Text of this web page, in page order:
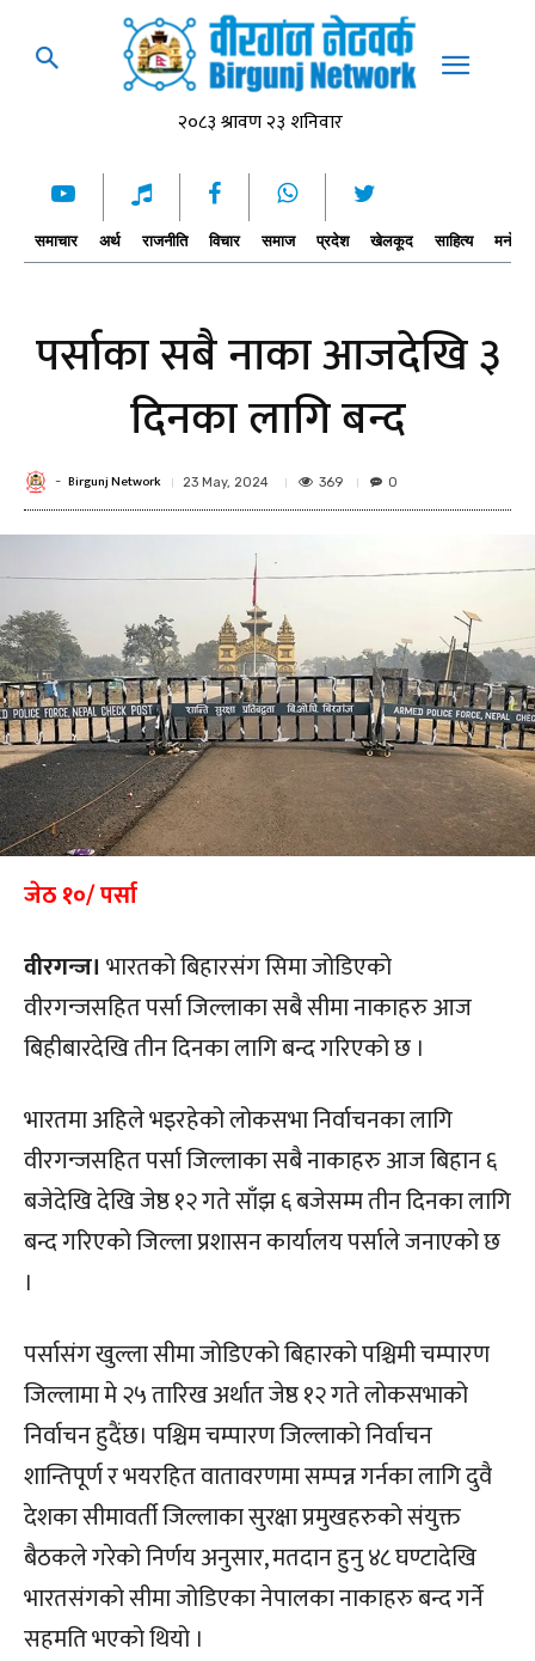
समाचार अर्थ राजनीति विचार समाज प्रदेश खेलकूद साहित्य
पर्साका सबै नाका आजदेखि ३
दिनका लागि बन्द
- Birgunj Network 23 May, 2024 369 0
जेठ १०/ पर्सा
वीरगन्ज। भारतको बिहारसंग सिमा जोडिएको
वीरगन्जसहित पर्सा जिल्लाका सबै सीमा नाकाहरु आज
बिहीबारदेखि तीन दिनका लागि बन्द गरिएको छ ।
भारतमा अहिले भइरहेको लोकसभा निर्वाचनका लागि
वीरगन्जसहित पर्सा जिल्लाका सबै नाकाहरु आज बिहान ६
बजेदेखि देखि जेष्ठ १२ गते साँझ ६ बजेसम्म तीन दिनका लागि
बन्द गरिएको जिल्ला प्रशासन कार्यालय पर्साले जनाएको छ
।
पर्सासंग खुल्ला सीमा जोडिएको बिहारको पश्चिमी चम्पारण
जिल्लामा मे २५ तारिख अर्थात जेष्ठ १२ गते लोकसभाको
निर्वाचन हुदैंछ। पश्चिम चम्पारण जिल्लाको निर्वाचन
शान्तिपूर्ण र भयरहित वातावरणमा सम्पन्न गर्नका लागि दुवै
देशका सीमावर्ती जिल्लाका सुरक्षा प्रमुखहरुको संयुक्त
बैठकले गरेको निर्णय अनुसार, मतदान हुनु ४८ घण्टादेखि
भारतसंगको सीमा जोडिएका नेपालका नाकाहरु बन्द गर्ने
सहमति भएको थियो ।